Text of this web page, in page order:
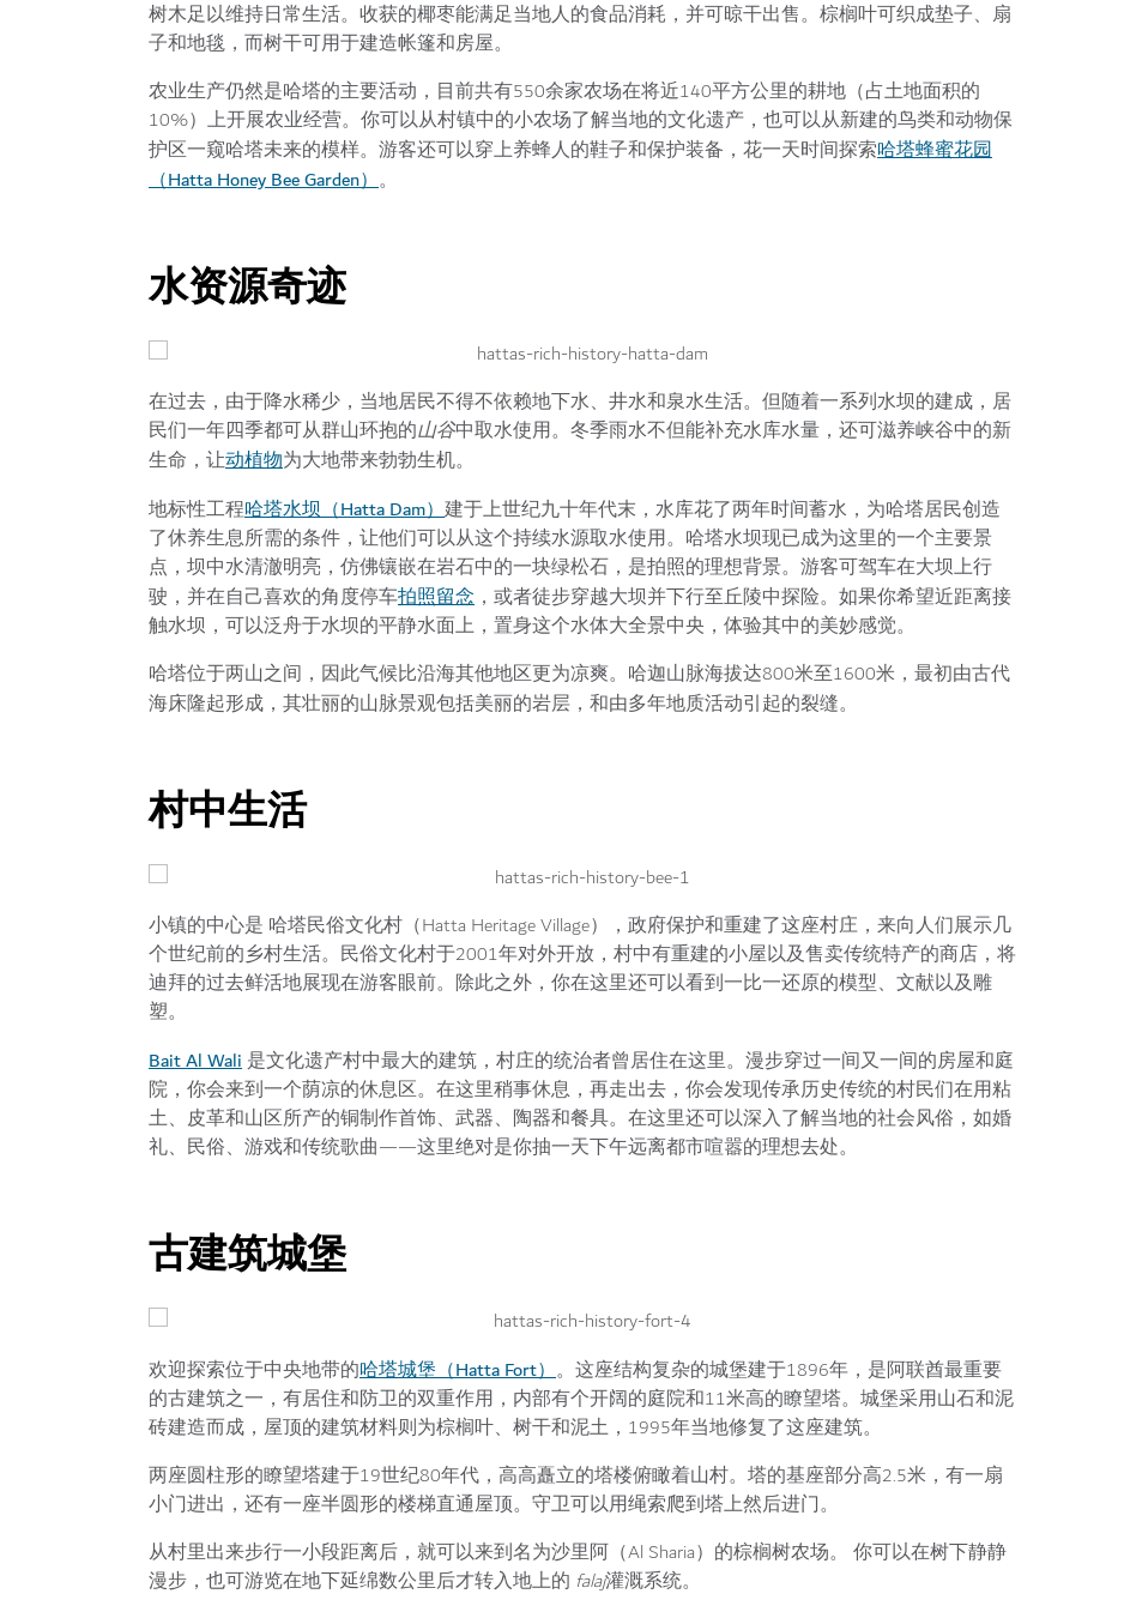
树木足以维持日常生活。收获的椰枣能满足当地人的食品消耗，并可晾干出售。棕榈叶可织成垫子、扇
子和地毯，而树干可用于建造帐篷和房屋。
农业生产仍然是哈塔的主要活动，目前共有550余家农场在将近140平方公里的耕地（占土地面积的
10%）上开展农业经营。你可以从村镇中的小农场了解当地的文化遗产，也可以从新建的鸟类和动物保
护区一窥哈塔未来的模样。游客还可以穿上养蜂人的鞋子和保护装备，花一天时间探索哈塔蜂蜜花园
（Hatta Honey Bee Garden）。
水资源奇迹
在过去，由于降水稀少，当地居民不得不依赖地下水、井水和泉水生活。但随着一系列水坝的建成，居
民们一年四季都可从群山环抱的山谷中取水使用。冬季雨水不但能补充水库水量，还可滋养峡谷中的新
生命，让动植物为大地带来勃勃生机。
地标性工程哈塔水坝（Hatta Dam）建于上世纪九十年代末，水库花了两年时间蓄水，为哈塔居民创造
了休养生息所需的条件，让他们可以从这个持续水源取水使用。哈塔水坝现已成为这里的一个主要景
点，坝中水清澈明亮，仿佛镶嵌在岩石中的一块绿松石，是拍照的理想背景。游客可驾车在大坝上行
驶，并在自己喜欢的角度停车拍照留念 ，或者徒步穿越大坝并下行至丘陵中探险。如果你希望近距离接
触水坝，可以泛舟于水坝的平静水面上，置身这个水体大全景中央，体验其中的美妙感觉。
哈塔位于两山之间，因此气候比沿海其他地区更为凉爽。哈迦山脉海拔达800米至1600米，最初由古代
海床隆起形成，其壮丽的山脉景观包括美丽的岩层，和由多年地质活动引起的裂缝。
村中生活
小镇的中心是 哈塔民俗文化村（Hatta Heritage Village），政府保护和重建了这座村庄，来向人们展示几
个世纪前的乡村生活。民俗文化村于2001年对外开放，村中有重建的小屋以及售卖传统特产的商店，将
迪拜的过去鲜活地展现在游客眼前。除此之外，你在这里还可以看到一比一还原的模型、文献以及雕
塑。
Bait Al Wali是文化遗产村中最大的建筑，村庄的统治者曾居住在这里。漫步穿过一间又一间的房屋和庭
院，你会来到一个荫凉的休息区。在这里稍事休息，再走出去，你会发现传承历史传统的村民们在用粘
土、皮革和山区所产的铜制作首饰、武器、陶器和餐具。在这里还可以深入了解当地的社会风俗，如婚
礼、民俗、游戏和传统歌曲——这里绝对是你抽一天下午远离都市喧嚣的理想去处。
古建筑城堡
欢迎探索位于中央地带的哈塔城堡（Hatta Fort）。这座结构复杂的城堡建于1896年，是阿联酋最重要
的古建筑之一，有居住和防卫的双重作用，内部有个开阔的庭院和11米高的瞭望塔。城堡采用山石和泥
砖建造而成，屋顶的建筑材料则为棕榈叶、树干和泥土，1995年当地修复了这座建筑。
两座圆柱形的瞭望塔建于19世纪80年代，高高矗立的塔楼俯瞰着山村。塔的基座部分高2.5米，有一扇
小门进出，还有一座半圆形的楼梯直通屋顶。守卫可以用绳索爬到塔上然后进门。
从村里出来步行一小段距离后，就可以来到名为沙里阿（Al Sharia）的棕榈树农场。 你可以在树下静静
漫步，也可游览在地下延绵数公里后才转入地上的 falaj灌溉系统。